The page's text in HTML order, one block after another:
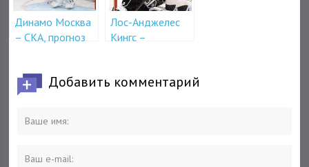
Динамо Москва
– СКА, прогноз
Лос-Анджелес
Кингс –
прогноз на матч
Добавить комментарий